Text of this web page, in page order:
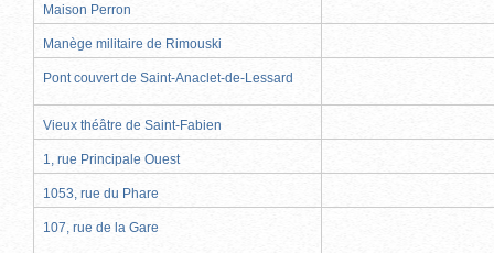
Maison Perron
Manège militaire de Rimouski
Pont couvert de Saint-Anaclet-de-Lessard
Vieux théâtre de Saint-Fabien
1, rue Principale Ouest
1053, rue du Phare
107, rue de la Gare